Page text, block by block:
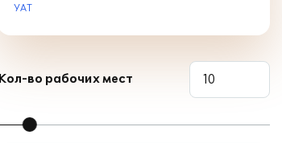
УАТ
Кол-во рабочих мест